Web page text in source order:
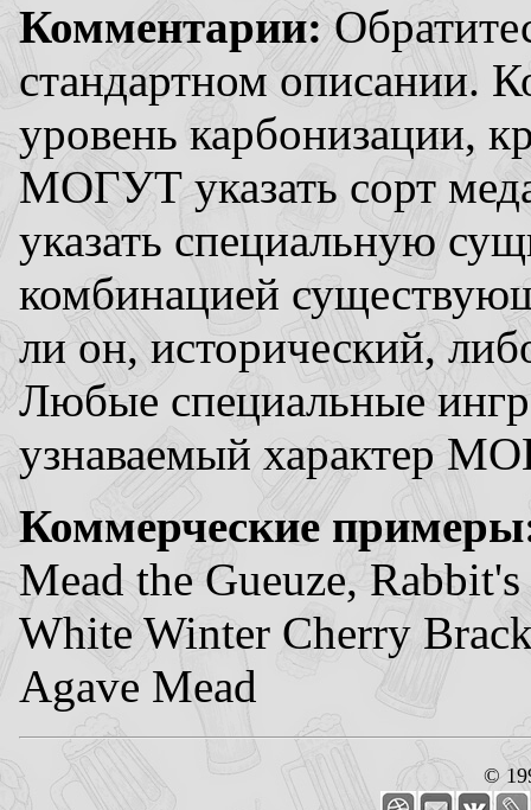
Комментарии:
стандартном описании.
уровень карбонизации,
МОГУТ указать сорт
указать специальную
комбинацией
ли он, исторический,
Любые специальные
узнаваемый характер
Коммерческие
Mead the Gueuze,
White Winter Cherry
Agave Mead
©